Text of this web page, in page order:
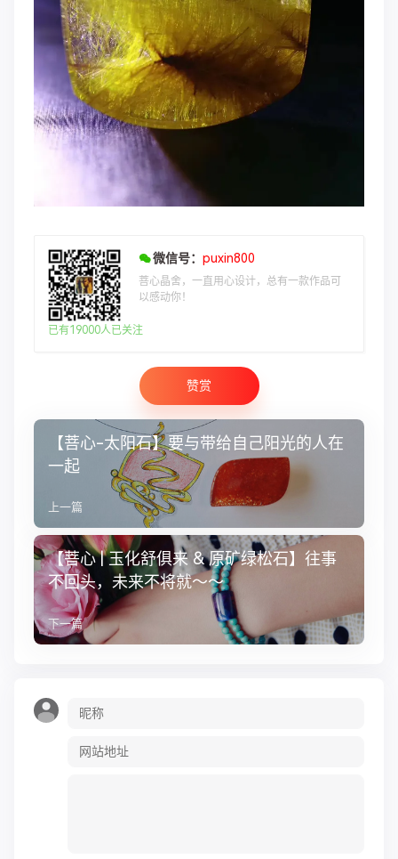
微信号： puxin800
菩心晶舍，一直用心设计，总有一款作品可
以感动你！
已有19000人已关注
赞赏
【菩心-太阳石】要与带给自己阳光的人在
一起
上一篇
【菩心 | 玉化舒俱来 & 原矿绿松石】往事
不回头，未来不将就～～
下一篇